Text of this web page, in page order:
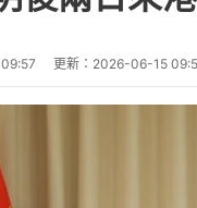
更新： 2026-06-15